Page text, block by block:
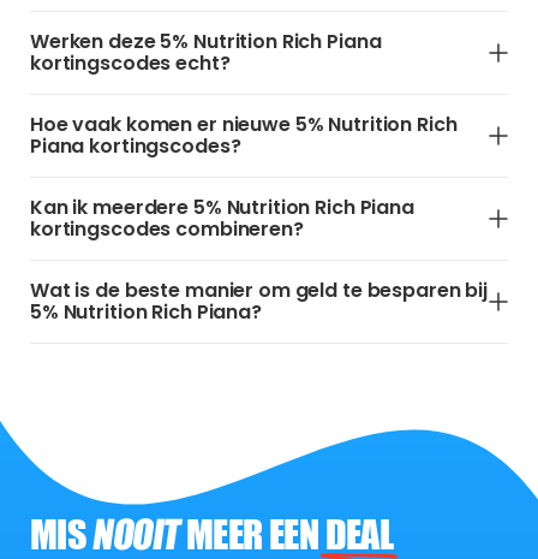
Werken deze 5% Nutrition Rich Piana
kortingscodes echt?
Hoe vaak komen er nieuwe 5% Nutrition Rich
Piana kortingscodes?
Kan ik meerdere 5% Nutrition Rich Piana
kortingscodes combineren?
Wat is de beste manier om geld te besparen bij
5% Nutrition Rich Piana?
MISNOOITMEER EENDEAL